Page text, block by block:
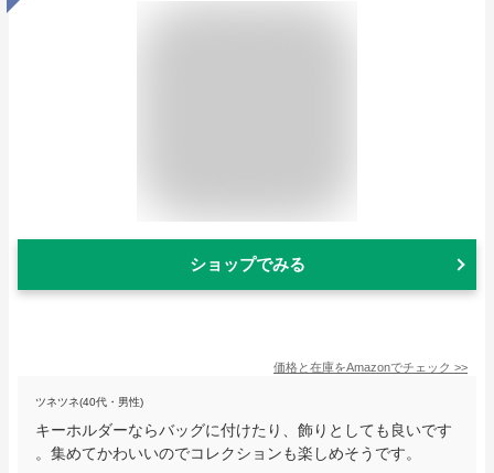
ショップでみる
価格と在庫をAmazonでチェック >>
ツネツネ(40代・男性)
キーホルダーならバッグに付けたり、飾りとしても良いです
。集めてかわいいのでコレクションも楽しめそうです。